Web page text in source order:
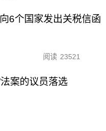
6个国家发出关税信函
阅读 23521
案的议员落选